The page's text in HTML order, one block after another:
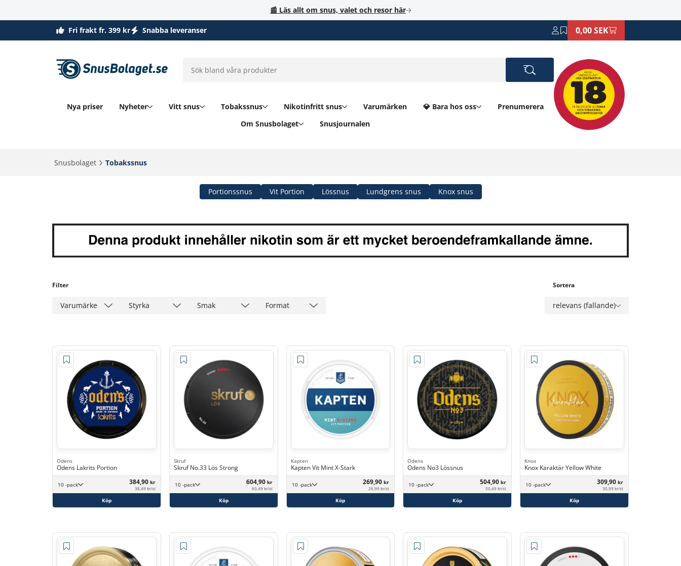
📰 Läs allt om snus, valet och resor här
Fri frakt fr. 399 kr Snabba leveranser 0,00 SEK
Nya priser Nyheter Vitt snus Tobakssnus Nikotinfritt snus Varumärken 💎 Bara hos oss
Prenumerera
Om Snusbolaget
Snusjournalen
Snusbolaget‎ Tobakssnus‎
Portionssnus Vit Portion Lössnus Lundgrens snus Knox snus
Filter Sortera
relevans (fallande)
Varumärke Styrka Smak Format
Odens
Odens Lakrits Portion
10 -pack 384,90 kr
38,49 kr/st
Köp
Skruf
Skruf No.33 Lös Strong
10 -pack 604,90 kr
60,49 kr/st
Köp
Kapten
Kapten Vit Mint X-Stark
10 -pack 269,90kr
26,99 kr/st
Köp
Odens
Odens No3 Lössnus
10 -pack 504,90kr
50,49 kr/st
Köp
Knox
Knox Karaktär Yellow White
10 -pack 309,90 kr
30,99 kr/st
Köp